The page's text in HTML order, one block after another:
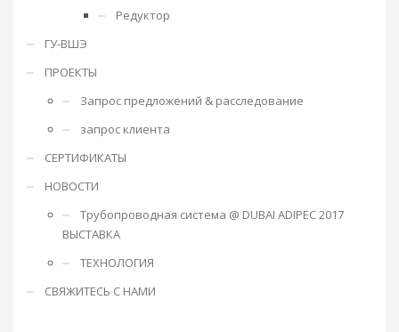
Редуктор
ГУ-ВШЭ
ПРОЕКТЫ
Запрос предложений & расследование
запрос клиента
СЕРТИФИКАТЫ
НОВОСТИ
Трубопроводная система @ DUBAI ADIPEC 2017
ВЫСТАВКА
ТЕХНОЛОГИЯ
СВЯЖИТЕСЬ С НАМИ